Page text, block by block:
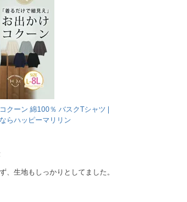
クーン 綿100％ バスクTシャツ |
らハッピーマリリン
、生地もしっかりとしてました。